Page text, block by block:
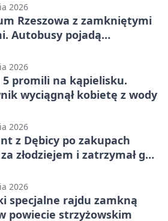
2026
Rzeszowa z zamkniętymi
Autobusy pojadą
2026
5 promili na kąpielisku.
wyciągnął kobietę z wody
2026
z Dębicy po zakupach
za złodziejem i zatrzymał go
2026
specjalne rajdu zamkną
powiecie strzyżowskim